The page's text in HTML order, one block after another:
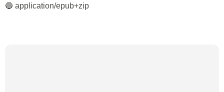
🔵 application/epub+zip